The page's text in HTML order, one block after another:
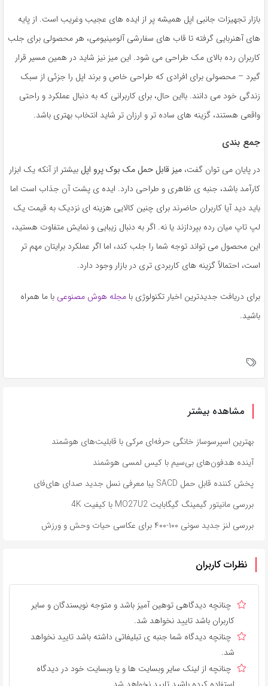
بازار تجهیزات جانبی اپل همیشه پر از ایده های عجیب وغریب است. از پایه
های آهنربایی گرفته تا قاب های سفارشی آلومینیومی، هر محصولی برای جلب
کاربران رده بالای مک طراحی می شود. این میز نیز شاید در همین مسیر قرار
گیرد – محصولی برای افرادی که طراحی خاص و برند اپل را جزئی از سبک
زندگی خود می دانند. بااین حال، برای کاربرانی که به دنبال عملکرد و راحتی
واقعی هستند، گزینه های ساده تر و ارزان تر شاید انتخاب بهتری باشد.
جمع بندی
در پایان می توان گفت، میز قابل حمل مک بوک پرو اپلبیشتر از آنکه یک ابزار
کارآمد باشد، جنبه ی ظاهری و طراحی دارد. ایده ی پشت آن جذاب است اما
باید دید آیا کاربران حاضرند برای چنین کالایی هزینه ای نزدیک به قیمت یک
لپ تاپ میان رده بپردازند یا نه. اگر به دنبال زیبایی و نمایش متفاوت هستید،
این محصول می تواند توجه شما را جلب کند، اما اگر عملکرد برایتان مهم تر
است، احتمالاً گزینه های کاربردی تری در بازار وجود دارد.
برای دریافت جدیدترین اخبار تکنولوژی با مجله هوش مصنوعی با ما همراه
باشید.
مشاهده بیشتر
بهترین اسپرسوساز خانگی حرفه‌ای مرکی با قابلیت‌های هوشمند
آینده هدفون‌های بی‌سیم با کیس لمسی هوشمند
پخش کننده قابل حمل SACD یبا معرفی نسل جدید صدای های‌فای
بررسی مانیتور گیمینگ گیگابایت MO27U2 با کیفیت 4K
بررسی لنز جدید سونی ۱۰۰-۴۰۰ برای عکاسی حیات وحش و ورزش
نظرات کاربران
چنانچه دیدگاهی توهین آمیز باشد و متوجه نویسندگان و سایر
کاربران باشد تایید نخواهد شد.
چنانچه دیدگاه شما جنبه ی تبلیغاتی داشته باشد تایید نخواهد
شد.
چنانچه از لینک سایر وبسایت ها و یا وبسایت خود در دیدگاه